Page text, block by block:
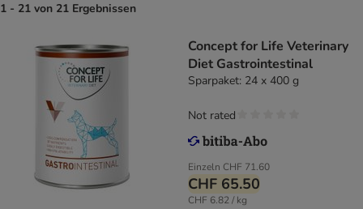
1 - 21 von 21 Ergebnissen
Concept for Life Veterinary
Diet Gastrointestinal
Sparpaket: 24 x 400 g
Einzeln CHF 71.60
CHF 65.50
CHF 6.82 / kg
Not rated